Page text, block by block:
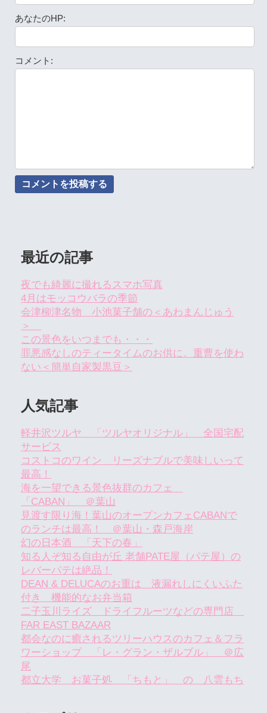
あなたのHP:
コメント:
最近の記事
夜でも綺麗に撮れるスマホ写真
4月はモッコウバラの季節
会津柳津名物 小池菓子舗の＜あわまんじゅう
＞
この景色をいつまでも・・・
罪悪感なしのティータイムのお供に。重曹を使わ
ない＜簡単自家製黒豆＞
人気記事
軽井沢ツルヤ 「ツルヤオリジナル」 全国宅配
サービス
コストコのワイン リーズナブルで美味しいって
最高！
海を一望できる景色抜群のカフェ
「CABAN」 ＠葉山
見渡す限り海！葉山のオープンカフェCABANで
のランチは最高！ ＠葉山・森戸海岸
幻の日本酒 「天下の春」
知る人ぞ知る自由が丘 老舗PATE屋（パテ屋）の
レバーパテは絶品！
DEAN & DELUCAのお重は 液漏れしにくいふた
付き 機能的なお弁当箱
二子玉川ライズ ドライフルーツなどの専門店
FAR EAST BAZAAR
都会なのに癒されるツリーハウスのカフェ＆フラ
ワーショップ 「レ・グラン・ザルブル」 ＠広
尾
都立大学 お菓子処 「ちもと」 の 八雲もち